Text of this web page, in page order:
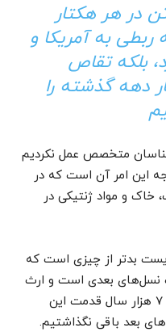
بیش از 12 تن در هر هکتار
به آمریکا و
بلکه تقاص
دهه گذشته را
متخصص عمل نکردیم
این امر آن است که در
و مواد ژنتیکی در
بدتر از چیزی است که
نسل‌های بعدی است و ارث
پدری ما نیست. بدترین امانتدار طی 7 هزار سال قدمت این
بعد باقی نگذاشتیم.